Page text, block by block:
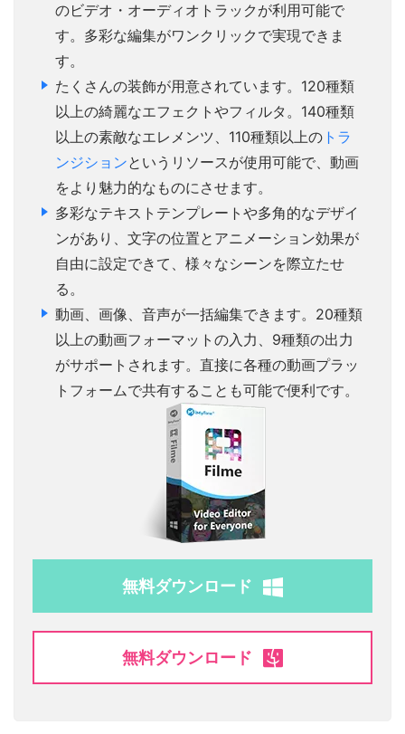
のビデオ・オーディオトラックが利用可能で
す。多彩な編集がワンクリックで実現できま
す。
たくさんの装飾が用意されています。120種類
以上の綺麗なエフェクトやフィルタ。140種類
以上の素敵なエレメンツ、110種類以上の トラ
ンジションというリソースが使用可能で、動画
をより魅力的なものにさせます。
多彩なテキストテンプレートや多角的なデザイ
ンがあり、文字の位置とアニメーション効果が
自由に設定できて、様々なシーンを際立たせ
る。
動画、画像、音声が一括編集できます。20種類
以上の動画フォーマットの入力、9種類の出力
がサポートされます。直接に各種の動画プラッ
トフォームで共有することも可能で便利です。
無料ダウンロード
無料ダウンロード